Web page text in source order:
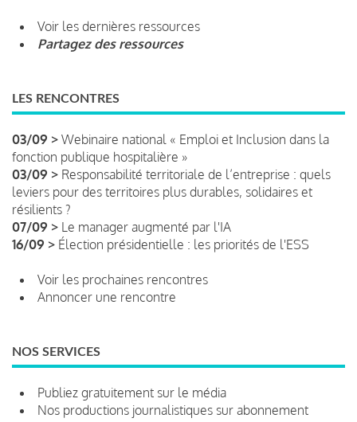
Voir les dernières ressources
Partagez des ressources
LES RENCONTRES
03/09 > Webinaire national « Emploi et Inclusion dans la
fonction publique hospitalière »
03/09 > Responsabilité territoriale de l’entreprise : quels
leviers pour des territoires plus durables, solidaires et
résilients ?
07/09 > Le manager augmenté par l'IA
16/09 > Élection présidentielle : les priorités de l'ESS
Voir les prochaines rencontres
Annoncer une rencontre
NOS SERVICES
Publiez gratuitement sur le média
Nos productions journalistiques sur abonnement